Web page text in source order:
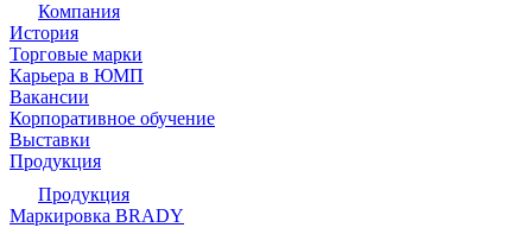
Компания
История
Торговые марки
Карьера в ЮМП
Вакансии
Корпоративное обучение
Выставки
Продукция
Продукция
Маркировка BRADY